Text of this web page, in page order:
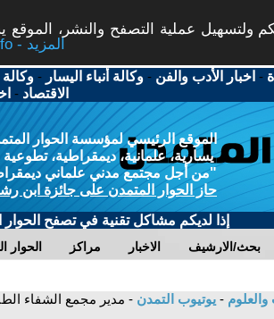
ولتسهيل عملية التصفح والنشر،
More info - المزيد
- اخبار الأدب والفن -وكالة أنباء اليسار -وكالة
الاقتصاد -
الموقع الرئيسي لمؤسسة الحوار
يسارية، علمانية، ديمقراطية، تطوعية
"من أجل مجتمع مدني علماني
حاز الحوار المتمدن على جائزة ابن
إذا لديكم مشاكل تقنية في تصفح الحوار
الحوار مراكز الاخبار بحث/الارشيف
والعلوم - يوتيوب التمدن